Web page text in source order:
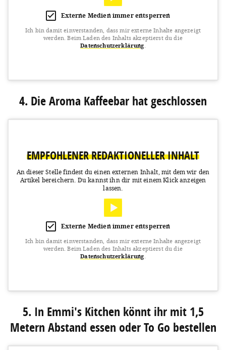
Externe Medien immer entsperren
Ich bin damit einverstanden, dass mir externe Inhalte angezeigt
werden. Beim Laden des Inhalts akzeptierst du die
Datenschutzerklärung
A post shared by Caspar Plautz (@casparplautz)onMar 14, 2020 at 6:45am PDT
4. Die Aroma Kaffeebar hat geschlossen
EMPFOHLENER REDAKTIONELLER INHALT
An dieser Stelle findest du einen externen Inhalt, mit dem wir den
Artikel bereichern. Du kannst ihn dir mit einem Klick anzeigen
lassen.
Externe Medien immer entsperren
Ich bin damit einverstanden, dass mir externe Inhalte angezeigt
werden. Beim Laden des Inhalts akzeptierst du die
Datenschutzerklärung
5. In Emmi's Kitchen könnt ihr mit 1,5
Metern Abstand essen oder To Go bestellen